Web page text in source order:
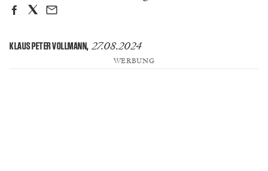
KLAUS PETER VOLLMANN, 27.08.2024
WERBUNG